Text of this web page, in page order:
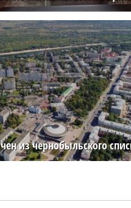
из чернобыльского